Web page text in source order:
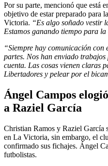
Por su parte, mencionó que está
objetivo de estar preparado para
Victoria. “Es algo soñado vestir
Estamos ganando tiempo para la
“Siempre hay comunicación con
partes. Nos han enviado
cuenta. Las cosas vienen claras
Libertadores y pelear por el
Ángel Campos
a Raziel García
Christian Ramos y Raziel García
en La Victoria, sin embargo, el
confirmado sus fichajes. Ángel
futbolistas.